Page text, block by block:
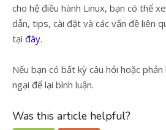
cho hệ điều hành Linux, bạn có thể
dẫn, tips, cài đặt và các vấn đề liên
tại đây.
Nếu bạn có bất kỳ câu hỏi hoặc
ngại để lại bình luận.
Was this article helpful?